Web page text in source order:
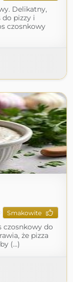
Delikatny,
pizzy i
czosnkowy
Smakowite
czosnkowy do
że pizza
(...)